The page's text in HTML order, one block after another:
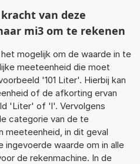
van deze
mi3 om te rekenen
mogelijk om de waarde in te
meeteenheid die moet
'101 Liter'. Hierbij kan
of de afkorting ervan
'Liter' of 'l'. Vervolgens
categorie van de te
in dit geval
ingevoerde waarde om in alle
de rekenmachine. In de